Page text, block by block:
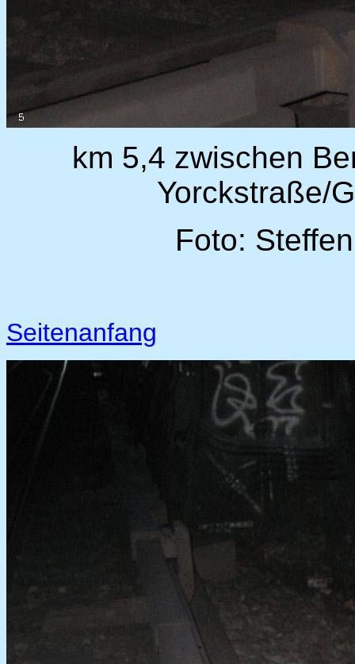
km 5,4 zwischen
Yorckstraße/
Foto:
Seitenanfang